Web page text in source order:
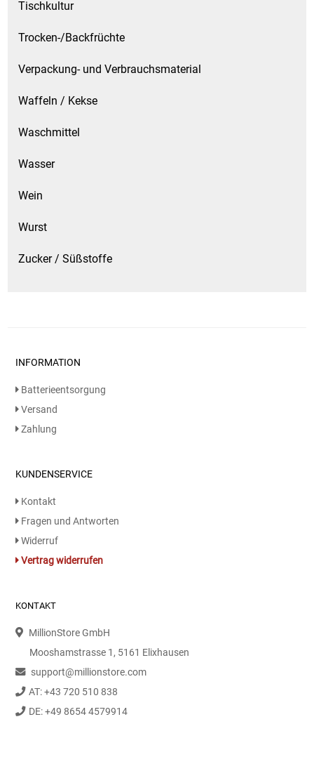
Tischkultur
Trocken-/Backfrüchte
Verpackung- und Verbrauchsmaterial
Waffeln / Kekse
Waschmittel
Wasser
Wein
Wurst
Zucker / Süßstoffe
INFORMATION
Batterieentsorgung
Versand
Zahlung
KUNDENSERVICE
Kontakt
Fragen und Antworten
Widerruf
Vertrag widerrufen
KONTAKT
MillionStore GmbH
Mooshamstrasse 1, 5161 Elixhausen
support@millionstore.com
AT: +43 720 510 838
DE: +49 8654 4579914